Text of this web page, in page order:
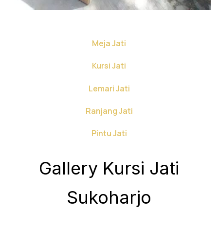
Meja Jati
Kursi Jati
Lemari Jati
Ranjang Jati
Pintu Jati
Gallery Kursi Jati
Sukoharjo